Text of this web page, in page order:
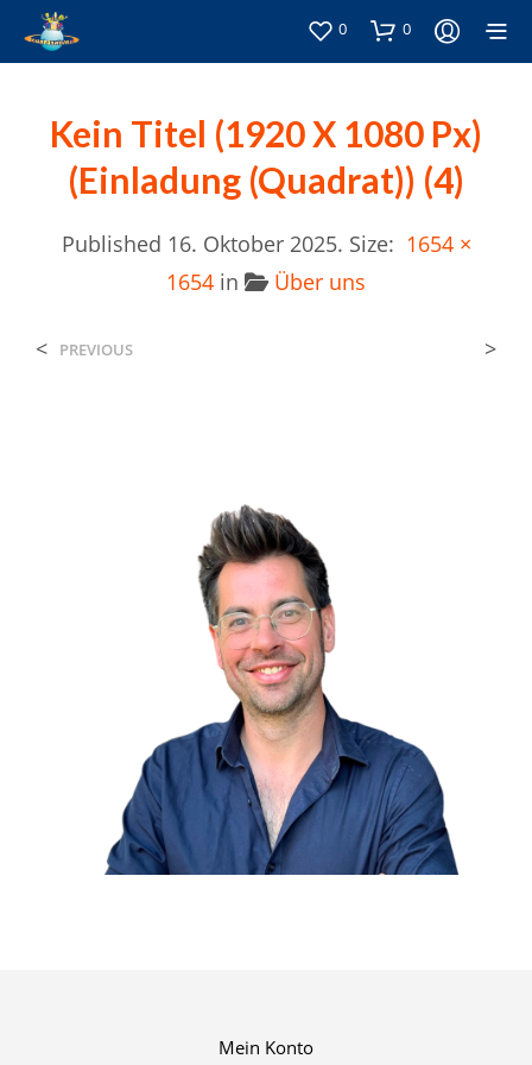
0 0
Kein Titel (1920 X 1080 Px)
(Einladung (Quadrat)) (4)
Published 16. Oktober 2025. Size: 1654 ×
1654 in Über uns
< PREVIOUS >
Mein Konto